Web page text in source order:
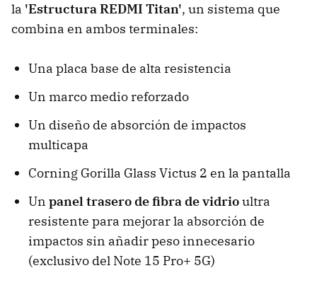
la 'Estructura REDMI Titan', un sistema que
combina en ambos terminales:
Una placa base de alta resistencia
Un marco medio reforzado
Un diseño de absorción de impactos
multicapa
Corning Gorilla Glass Victus 2 en la pantalla
Un panel trasero de fibra de vidrioultra
resistente para mejorar la absorción de
impactos sin añadir peso innecesario
(exclusivo del Note 15 Pro+ 5G)